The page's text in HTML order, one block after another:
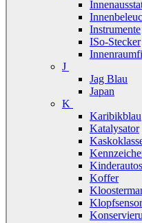
Instrumente
ISo-Stecker
J
Jag Blau
Japan
K
Karibikblau
Katalysator
Kinderautos
Koffer
Klopfsensor